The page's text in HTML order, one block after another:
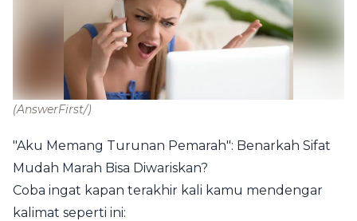
(AnswerFirst/)
"Aku Memang Turunan Pemarah": Benarkah Sifat
Mudah Marah Bisa Diwariskan?
Coba ingat kapan terakhir kali kamu mendengar
kalimat seperti ini: